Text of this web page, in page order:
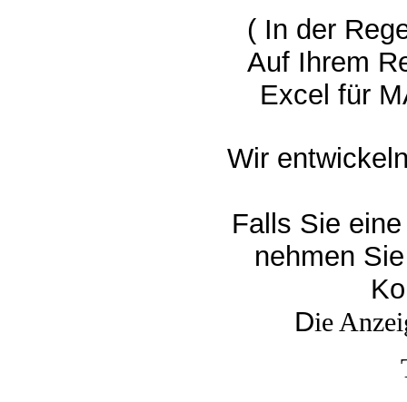
( In der
Auf Ihrem
Excel für
Wir
Falls Sie
nehmen
Die